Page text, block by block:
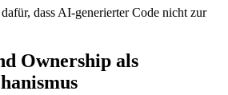
dass AI-generierter Code nicht zur
Ownership als